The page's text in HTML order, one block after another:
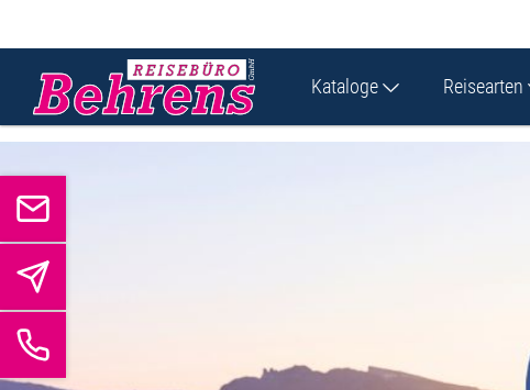
Kataloge Reisearten